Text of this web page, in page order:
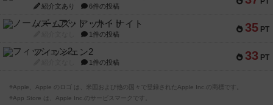
紹介文あり 6件の投稿
35 PT
ノームズ・アット・ナイト
1件の投稿
33 PT
フィッシェン2
1件の投稿
※Apple、Apple のロゴ は、米国および他の国々で登録されたApple Inc.の商標です。
※App Store は、Apple Inc.のサービスマークです。